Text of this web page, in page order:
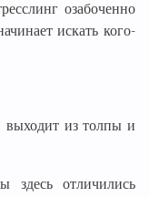
озабоченно
искать кого-
выходит из толпы и
отличились